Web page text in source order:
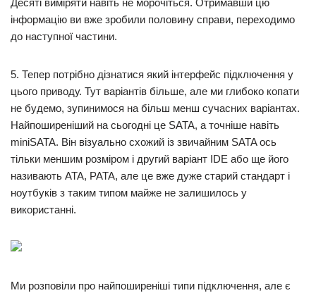
Десяті виміряти навіть не морочіться. Отримавши цю
інформацію ви вже зробили половину справи, переходимо
до наступної частини.
5. Тепер потрібно дізнатися який інтерфейс підключення у
цього приводу. Тут варіантів більше, але ми глибоко копати
не будемо, зупинимося на більш менш сучасних варіантах.
Найпоширеніший на сьогодні це SATA, а точніше навіть
miniSATA. Він візуально схожий із звичайним SATA ось
тільки меншим розміром і другий варіант IDE або ще його
називають ATA, PATA, але це вже дуже старий стандарт і
ноутбуків з таким типом майже не залишилось у
використанні.
Ми розповіли про найпоширеніші типи підключення, але є